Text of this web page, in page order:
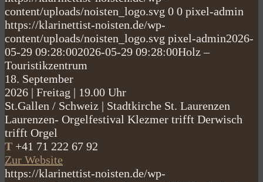
content/uploads/noisten_logo.svg 0 0 pixel-admin
https://klarinettist-noisten.de/wp-
content/uploads/noisten_logo.svg pixel-admin2026-
05-29 09:28:002026-05-29 09:28:00Holz –
Touristikzentrum
18. September
2026 | Freitag | 19.00 Uhr
St.Gallen / Schweiz | Stadtkirche St. Laurenzen
Laurenzen- Orgelfestival Klezmer trifft Derwisch
trifft Orgel
T +41 71 222 67 92
Zur Website
https://klarinettist-noisten.de/wp-